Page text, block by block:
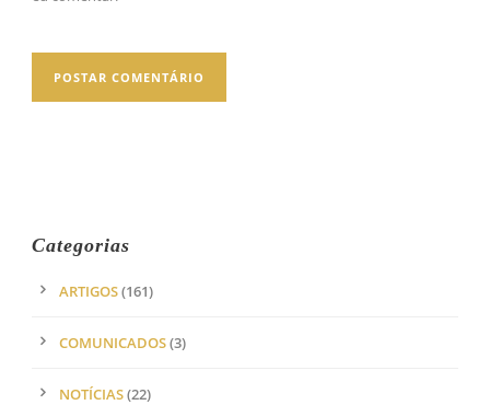
Categorias
ARTIGOS(161)
COMUNICADOS(3)
NOTÍCIAS(22)